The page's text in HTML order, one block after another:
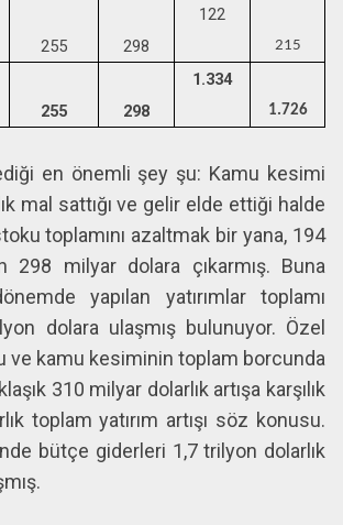
255 298
122
215
255 298
1.334
1.726
en önemli şey şu: Kamu kesimi
mal sattığı ve gelir elde ettiği halde
toplamını azaltmak bir yana, 194
298 milyar dolara çıkarmış. Buna
yapılan yatırımlar toplamı
dolara ulaşmış bulunuyor. Özel
ve kamu kesiminin toplam borcunda
310 milyar dolarlık artışa karşılık
toplam yatırım artışı söz konusu.
bütçe giderleri 1,7 trilyon dolarlık